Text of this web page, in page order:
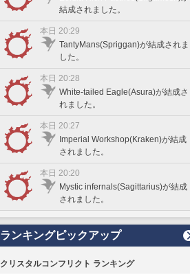
結成されました。
本日 20:29
TantyMans(Spriggan)が結成されま
した。
本日 20:28
White-tailed Eagle(Asura)が結成さ
れました。
本日 20:27
Imperial Workshop(Kraken)が結成
されました。
本日 20:20
Mystic infernals(Sagittarius)が結成
されました。
ランキングピックアップ
クリスタルコンフリクト ランキング